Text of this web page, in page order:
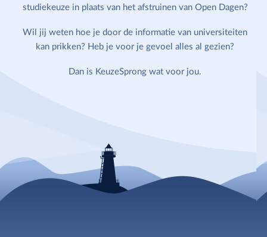
studiekeuze in plaats van het afstruinen van Open Dagen?
Wil jij weten hoe je door de informatie van universiteiten
kan prikken? Heb je voor je gevoel alles al gezien?
Dan is KeuzeSprong wat voor jou.